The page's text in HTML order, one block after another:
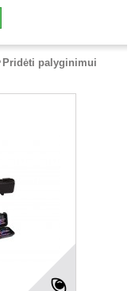
Pridėti palyginimui